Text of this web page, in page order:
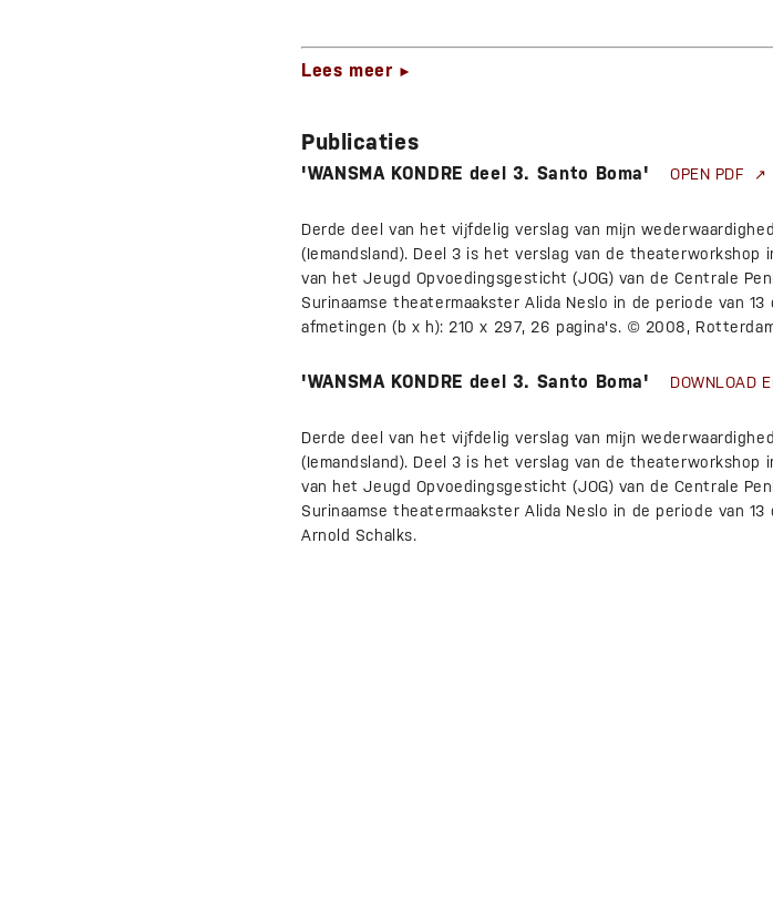
Lees meer ►
Publicaties
'WANSMA KONDRE deel 3. Santo Boma' OPEN PDF
Derde deel van het vijfdelig verslag van mijn
(Iemandsland). Deel 3 is het verslag van de
van het Jeugd Opvoedingsgesticht (JOG) van de Centrale
Surinaamse theatermaakster Alida Neslo in de periode van
afmetingen (b x h): 210 x 297, 26 pagina's. © 2008,
'WANSMA KONDRE deel 3. Santo Boma' DOWNLOAD
Derde deel van het vijfdelig verslag van mijn
(Iemandsland). Deel 3 is het verslag van de
van het Jeugd Opvoedingsgesticht (JOG) van de Centrale
Surinaamse theatermaakster Alida Neslo in de periode van
Arnold Schalks.